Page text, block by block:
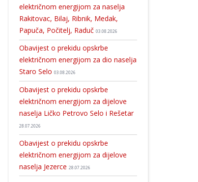
električnom energijom za naselja
Rakitovac, Bilaj, Ribnik, Medak,
Papuča, Počitelj, Raduč 03.08.2026
Obavijest o prekidu opskrbe
električnom energijom za dio naselja
Staro Selo 03.08.2026
Obavijest o prekidu opskrbe
električnom energijom za dijelove
naselja Ličko Petrovo Selo i Rešetar
28.07.2026
Obavijest o prekidu opskrbe
električnom energijom za dijelove
naselja Jezerce 28.07.2026